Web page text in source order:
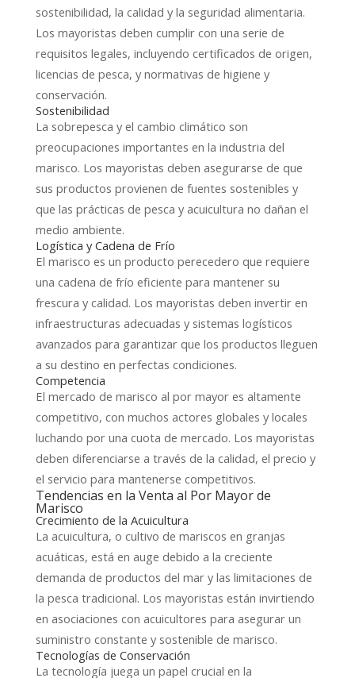
sostenibilidad, la calidad y la seguridad alimentaria.
Los mayoristas deben cumplir con una serie de
requisitos legales, incluyendo certificados de origen,
licencias de pesca, y normativas de higiene y
conservación.
Sostenibilidad
La sobrepesca y el cambio climático son
preocupaciones importantes en la industria del
marisco. Los mayoristas deben asegurarse de que
sus productos provienen de fuentes sostenibles y
que las prácticas de pesca y acuicultura no dañan el
medio ambiente.
Logística y Cadena de Frío
El marisco es un producto perecedero que requiere
una cadena de frío eficiente para mantener su
frescura y calidad. Los mayoristas deben invertir en
infraestructuras adecuadas y sistemas logísticos
avanzados para garantizar que los productos lleguen
a su destino en perfectas condiciones.
Competencia
El mercado de marisco al por mayor es altamente
competitivo, con muchos actores globales y locales
luchando por una cuota de mercado. Los mayoristas
deben diferenciarse a través de la calidad, el precio y
el servicio para mantenerse competitivos.
Tendencias en la Venta al Por Mayor de
Marisco
Crecimiento de la Acuicultura
La acuicultura, o cultivo de mariscos en granjas
acuáticas, está en auge debido a la creciente
demanda de productos del mar y las limitaciones de
la pesca tradicional. Los mayoristas están invirtiendo
en asociaciones con acuicultores para asegurar un
suministro constante y sostenible de marisco.
Tecnologías de Conservación
La tecnología juega un papel crucial en la